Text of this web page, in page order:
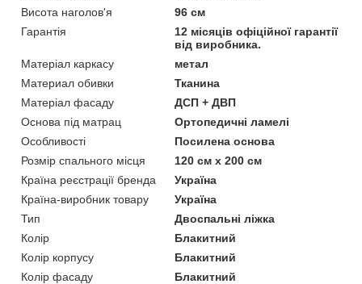
Висота наголов'я
96 см
Гарантія
12 місяців офіційної гарантії
від виробника.
Матеріал каркасу
метал
Материал обивки
Тканина
Матеріал фасаду
ДСП + ДВП
Основа під матрац
Ортопедичні ламелі
Особливості
Посилена основа
Розмір спального місця
120 см х 200 см
Країна реєстрації бренда
Україна
Країна-виробник товару
Україна
Тип
Двоспальні ліжка
Колір
Блакитний
Колір корпусу
Блакитний
Колір фасаду
Блакитний